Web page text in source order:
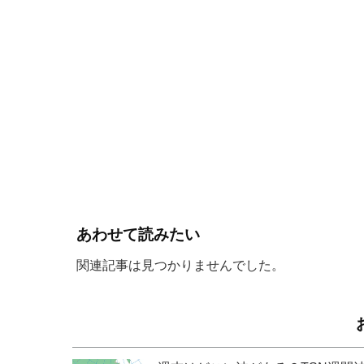
あわせて読みたい
関連記事は見つかりませんでした。